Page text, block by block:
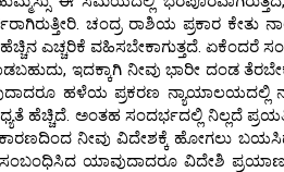
ಚಂದ್ರ ರಾಶಿಯ ಪ್ರಕಾರ ಕೇತು
ಎಚ್ಚರಿಕೆ ವಹಿಸಬೇಕಾಗುತ್ತದೆ. ಏಕೆಂದರೆ
ಇದಕ್ಕಾಗಿ ನೀವು ಭಾರೀ ದಂಡ
ಹಳೆಯ ಪ್ರಕರಣ ನ್ಯಾಯಾಲಯದಲ್ಲಿ
ಹೆಚ್ಚಿದೆ. ಅಂತಹ ಸಂದರ್ಭದಲ್ಲಿ ನಿಲ್ಲದೆ
ನೀವು ವಿದೇಶಕ್ಕೆ ಹೋಗಲು
ಸಂಬಂಧಿಸಿದ ಯಾವುದಾದರೂ ವಿದೇಶಿ